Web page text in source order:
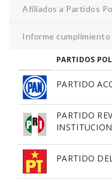
Afiliados a Partidos
Informe
PARTIDOS
PARTIDO
PARTIDO
PARTIDO